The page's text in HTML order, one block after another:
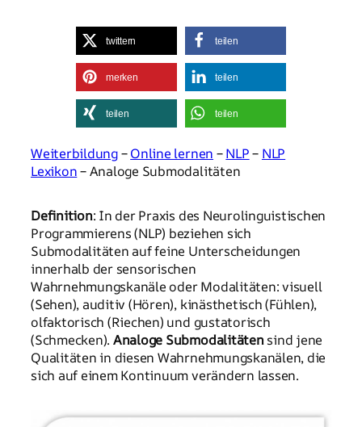
twittern teilen
merken teilen
teilen teilen
Weiterbildung–Online lernen –NLP– NLP
Lexikon– Analoge Submodalitäten
Definition: In der Praxis des Neurolinguistischen
Programmierens (NLP) beziehen sich
Submodalitäten auf feine Unterscheidungen
innerhalb der sensorischen
Wahrnehmungskanäle oder Modalitäten: visuell
(Sehen), auditiv (Hören), kinästhetisch (Fühlen),
olfaktorisch (Riechen) und gustatorisch
(Schmecken). Analoge Submodalitätensind jene
Qualitäten in diesen Wahrnehmungskanälen, die
sich auf einem Kontinuum verändern lassen.